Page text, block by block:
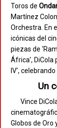
Toros de
Martínez
Orchestra. En
icónicas del
piezas de
África’,
IV’,
Un
Vince
Globos de Oro